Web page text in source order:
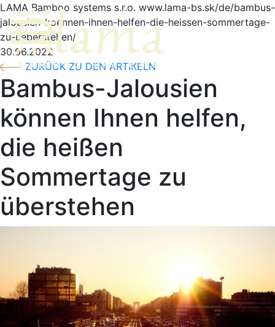
LAMA Bamboo systems s.r.o. www.lama-bs.sk/de/bambus-
jalousien-koennen-ihnen-helfen-die-heissen-sommertage-
zu-ueberstehen/
30.06.2022
ZURÜCK ZU DEN ARTIKELN
Bambus-Jalousien
können Ihnen helfen,
die heißen
Sommertage zu
überstehen